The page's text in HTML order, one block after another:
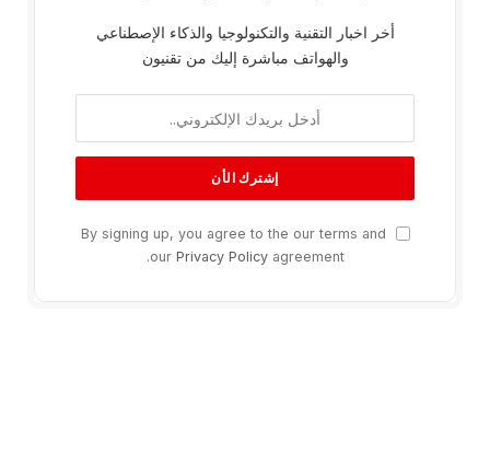
أخر اخبار التقنية والتكنولوجيا والذكاء الإصطناعي
والهواتف مباشرة إليك من تقنيون
By signing up, you agree to the our terms and
our Privacy Policyagreement.